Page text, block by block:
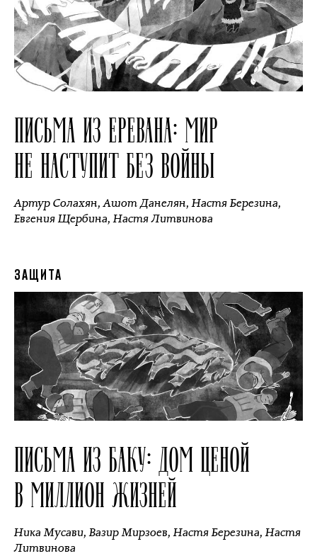
ПИСЬМА ИЗ ЕРЕВАНА: МИР
НЕ НАСТУПИТ БЕЗ ВОЙНЫ
Артур Солахян,Ашот Данелян,Настя Березина,
Евгения Щербина,Настя Литвинова
ЗАЩИТА
ПИСЬМА ИЗ БАКУ: ДОМ ЦЕНОЙ
В МИЛЛИОН ЖИЗНЕЙ
Ника Мусави,Вазир Мирзоев,Настя Березина,Настя
Литвинова